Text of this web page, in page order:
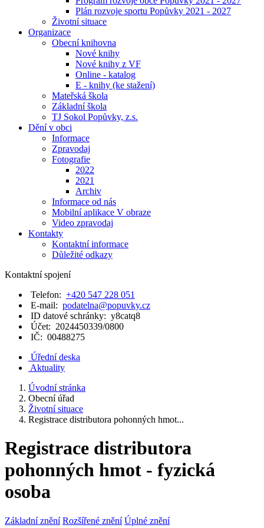
Plán rozvoje sportu Popůvky 2021 - 2027
Životní situace
Organizace
Obecní knihovna
Nové knihy
Nové knihy z VF
Online - katalog
E - knihy (ke stažení)
Mateřská škola
Základní škola
TJ Sokol Popůvky, z.s.
Dění v obci
Informace
Zpravodaj
Fotografie
2022
2021
Archiv
Informace od nás
Mobilní aplikace V obraze
Video zpravodaj
Kontakty
Kontaktní informace
Důležité odkazy
Kontaktní spojení
Telefon: +420 547 228 051
E-mail: podatelna@popuvky.cz
ID datové schránky: y8catq8
Účet: 2024450339/0800
IČ: 00488275
Úřední deska
Aktuality
Úvodní stránka
Obecní úřad
Životní situace
Registrace distributora pohonných hmot...
Registrace distributora
pohonných hmot - fyzická
osoba
Základní znění Rozšířené znění Úplné znění